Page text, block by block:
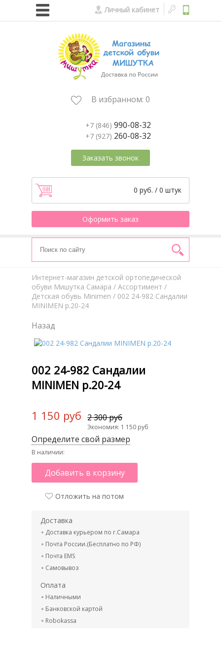
Личный кабинет
В избранном: 0
+7 (846) 990-08-32
+7 (927) 260-08-32
Заказать звонок
0 руб. / 0 штук
Оформить заказ
Интернет-магазин детской ортопедической
обуви Мишутка Самара / Aссортимент /
Детская обувь Minimen / 002 24-982 Сандалии
MINIMEN р.20-24
Назад
002 24-982 Сандалии
MINIMEN р.20-24
1 150 руб 2 300 руб
Экономия: 1 150 руб
Определите свой размер
В наличии:
Добавить в корзину
Отложить на потом
Доставка
Доставка курьером по г.Самара
Почта России.(Бесплатно по РФ)
Почта EMS
Самовывоз
Оплата
Наличными
Банковской картой
Robokassa